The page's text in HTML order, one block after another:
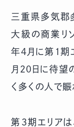
三重県多気郡
大級の商業リゾ
年4月に第1期
月20日に待望
く多くの人で賑
第3期エリア